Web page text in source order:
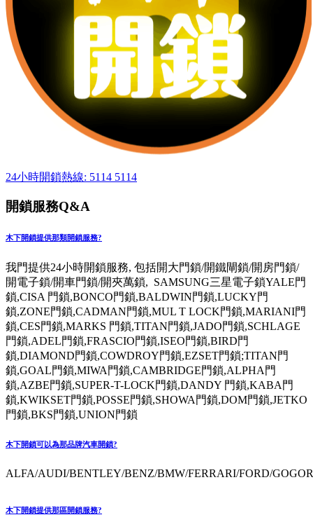
24小時開鎖熱線: 5114 5114
開鎖服務Q&A
木下開鎖提供那類開鎖服務?
我門提供24小時開鎖服務, 包括開大門鎖/開鐵閘鎖/開房門鎖/
開電子鎖/開車門鎖/開夾萬鎖, SAMSUNG三星電子鎖YALE門
鎖,CISA 門鎖,BONCO門鎖,BALDWIN門鎖,LUCKY門
鎖,ZONE門鎖,CADMAN門鎖,MUL T LOCK門鎖,MARIANI門
鎖,CES門鎖,MARKS 門鎖,TITAN門鎖,JADO門鎖,SCHLAGE
門鎖,ADEL門鎖,FRASCIO門鎖,ISEO門鎖,BIRD門
鎖,DIAMOND門鎖,COWDROY門鎖,EZSET門鎖;TITAN門
鎖,GOAL門鎖,MIWA門鎖,CAMBRIDGE門鎖,ALPHA門
鎖,AZBE門鎖,SUPER-T-LOCK門鎖,DANDY 門鎖,KABA門
鎖,KWIKSET門鎖,POSSE門鎖,SHOWA門鎖,DOM門鎖,JETKO
門鎖,BKS門鎖,UNION門鎖
木下開鎖可以為那品牌汽車開鎖?
ALFA/AUDI/BENTLEY/BENZ/BMW/FERRARI/FORD/
木下開鎖提供那區開鎖服務?